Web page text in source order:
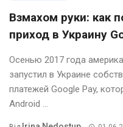
Взмахом руки: как
приход в Украину
Осенью 2017 года
запустил в Украине
платежей Google Pay,
Android ...